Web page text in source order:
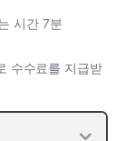
시간 7분
수수료를 지급받